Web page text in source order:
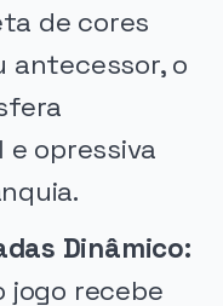
de cores
antecessor, o
e opressiva
Dinâmico:
jogo recebe